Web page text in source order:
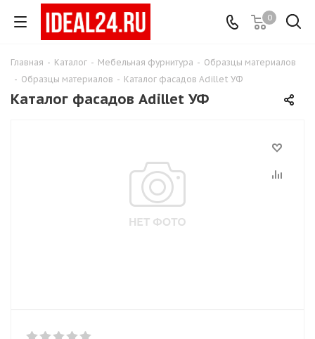
0
Главная - Каталог - Мебельная фурнитура - Образцы материалов
- Образцы материалов - Каталог фасадов Adillet УФ
Каталог фасадов Adillet УФ